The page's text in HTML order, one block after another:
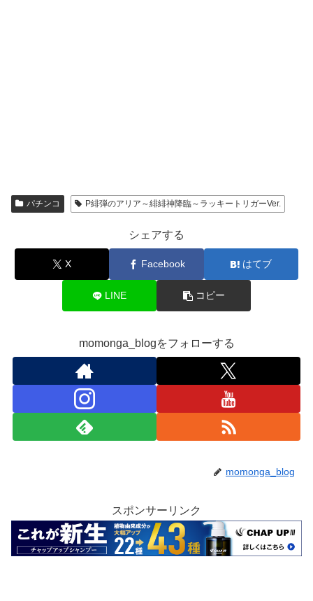
パチンコ P緋弾のアリア～緋緋神降臨～ラッキートリガーVer.
シェアする
X Facebook はてブ
LINE コピー
momonga_blogをフォローする
momonga_blog
スポンサーリンク